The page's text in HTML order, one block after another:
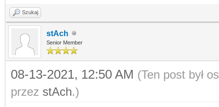
Szukaj
stAch
Senior Member
08-13-2021, 12:50 AM (Ten post był
przez stAch.)